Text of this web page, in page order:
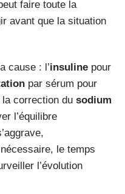
faire toute la
avant que la situation
cause : l’insuline pour
par sérum pour
la correction du sodium
l’équilibre
le temps
l’évolution